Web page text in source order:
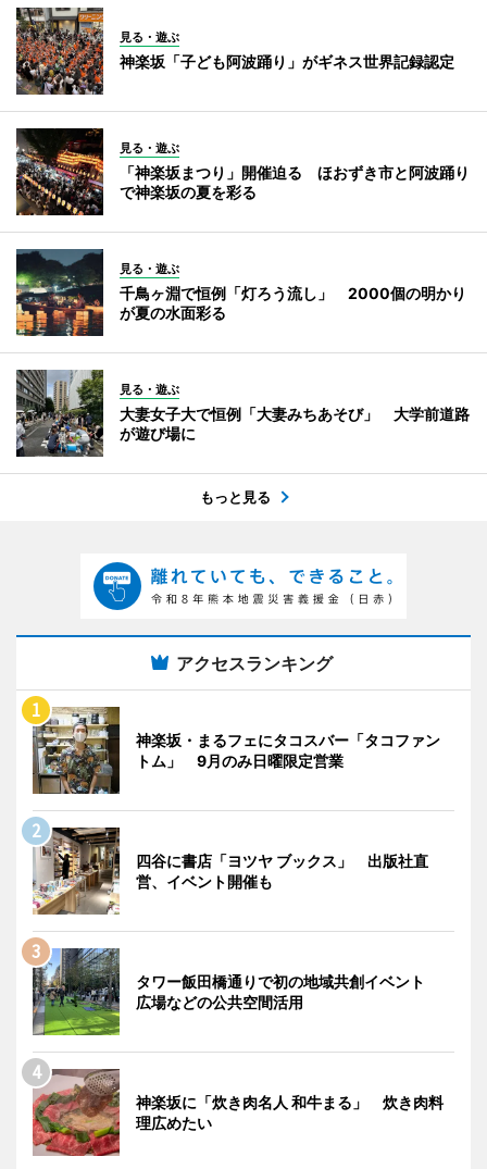
見る・遊ぶ
神楽坂「子ども阿波踊り」がギネス世界記録認定
見る・遊ぶ
「神楽坂まつり」開催迫る ほおずき市と阿波踊り
で神楽坂の夏を彩る
見る・遊ぶ
千鳥ヶ淵で恒例「灯ろう流し」 2000個の明かり
が夏の水面彩る
見る・遊ぶ
大妻女子大で恒例「大妻みちあそび」 大学前道路
が遊び場に
もっと見る
アクセスランキング
神楽坂・まるフェにタコスバー「タコファン
トム」 9月のみ日曜限定営業
四谷に書店「ヨツヤ ブックス」 出版社直
営、イベント開催も
タワー飯田橋通りで初の地域共創イベント
広場などの公共空間活用
神楽坂に「炊き肉名人 和牛まる」 炊き肉料
理広めたい